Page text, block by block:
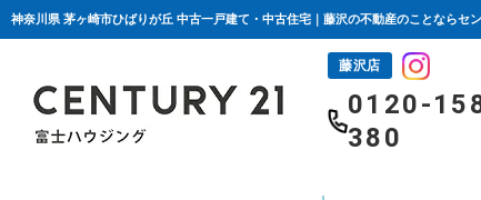
神奈川県 茅ヶ崎市ひばりが丘 中古一戸建て・中古住宅｜藤沢の不動産のことならセ
藤沢店
0120-
380